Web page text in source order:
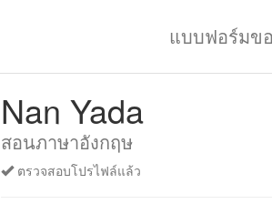
แบบฟอร์มข
Nan Yada
สอนภาษาอังกฤษ
ตรวจสอบโปรไฟล์แล้ว